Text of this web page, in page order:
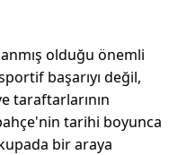
olduğu önemli
başarıyı değil,
taraftarlarının
tarihi boyunca
bir araya